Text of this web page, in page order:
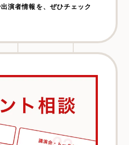
演者情報を、ぜひチェック